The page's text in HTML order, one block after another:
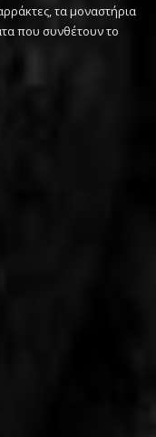
τα μοναστήρια
που συνθέτουν το